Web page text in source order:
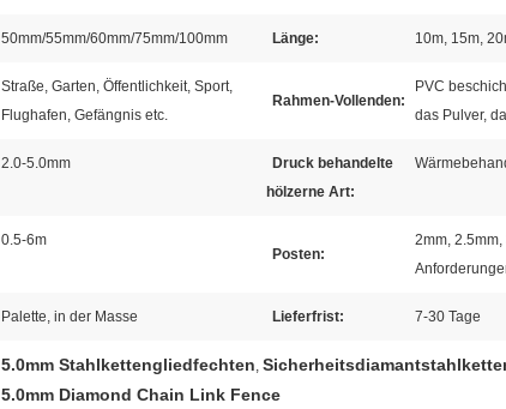
50mm/55mm/60mm/75mm/100mm Länge: 10m, 15m,
Straße, Garten, Öffentlichkeit, Sport,
Flughafen, Gefängnis etc.
Rahmen-Vollenden:
PVC
das Pulver,
2.0-5.0mm
Druck behandelte
hölzerne Art:
0.5-6m
Posten:
2mm,
Palette, in der Masse Lieferfrist: 7-30 Tage
5.0mm Stahlkettengliedfechten,
5.0mm Diamond Chain Link Fence